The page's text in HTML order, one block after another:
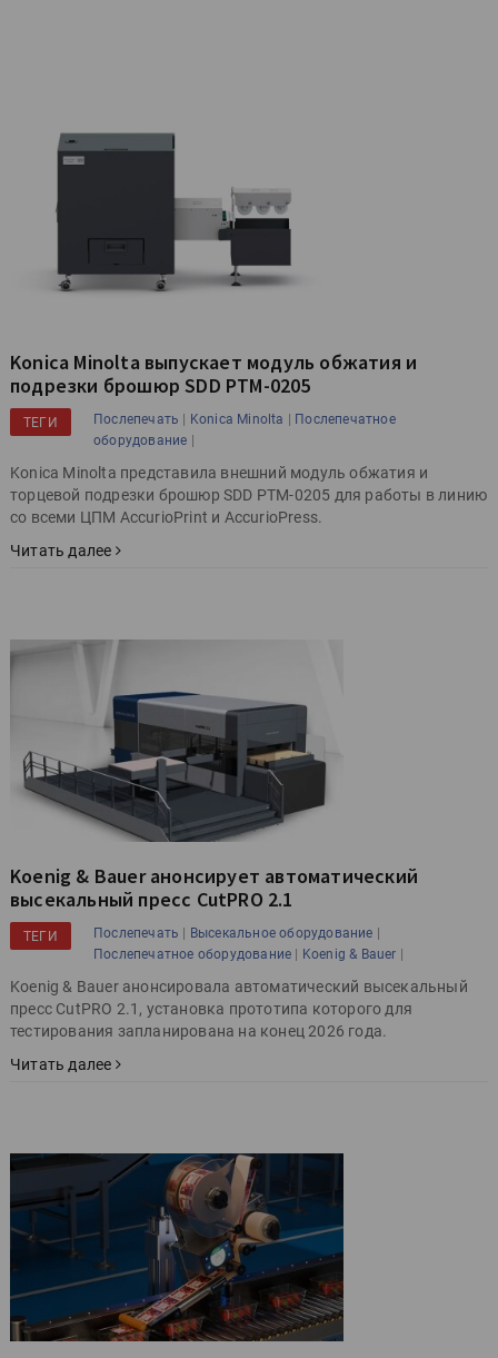
Konica Minolta выпускает модуль обжатия и
подрезки брошюр SDD PTM-0205
ТЕГИ Послепечать | Konica Minolta | Послепечатное
оборудование |
Konica Minolta представила внешний модуль обжатия и
торцевой подрезки брошюр SDD PTM-0205 для работы в линию
со всеми ЦПМ AccurioPrint и AccurioPress.
Читать далее
Koenig & Bauer анонсирует автоматический
высекальный пресс CutPRO 2.1
ТЕГИ Послепечать | Высекальное оборудование |
Послепечатное оборудование | Koenig & Bauer |
Koenig & Bauer анонсировала автоматический высекальный
пресс CutPRO 2.1, установка прототипа которого для
тестирования запланирована на конец 2026 года.
Читать далее